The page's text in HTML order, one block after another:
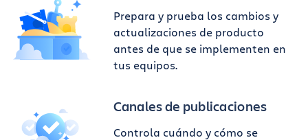
Prepara y prueba los cambios y
actualizaciones de producto
antes de que se implementen en
tus equipos.
Canales de publicaciones
Controla cuándo y cómo se